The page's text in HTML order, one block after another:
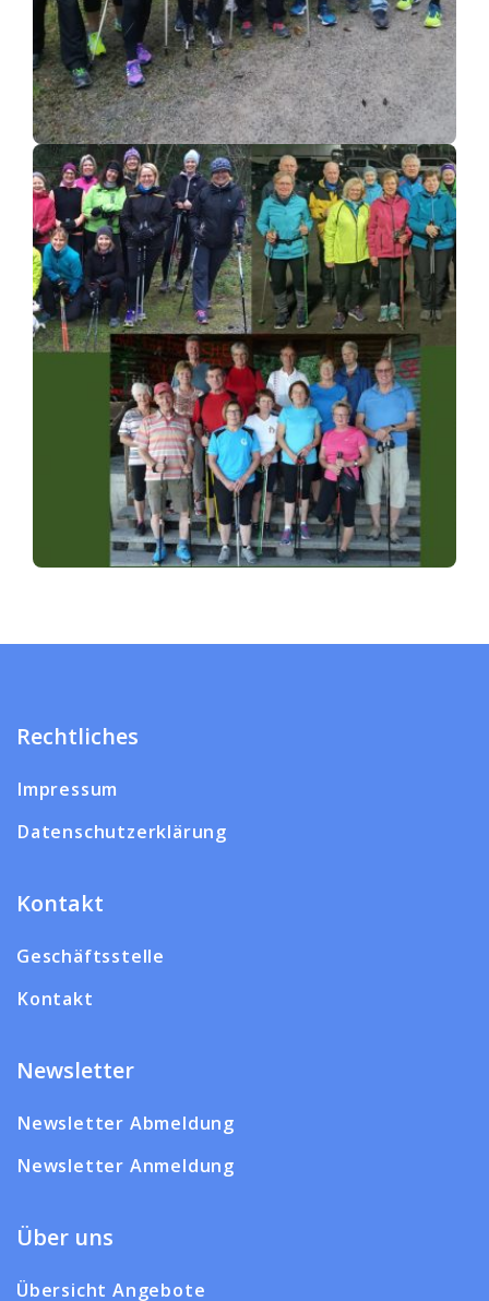
Rechtliches
Impressum
Datenschutzerklärung
Kontakt
Geschäftsstelle
Kontakt
Newsletter
Newsletter Abmeldung
Newsletter Anmeldung
Über uns
Übersicht Angebote